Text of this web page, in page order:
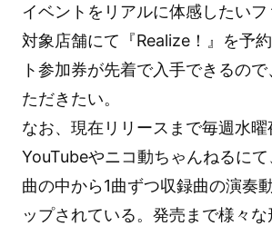
イベントをリアルに体感したいフ
対象店舗にて『Realize！』を予
ト参加券が先着で入手できるの
ただきたい。
なお、現在リリースまで毎週水
YouTubeやニコ動ちゃんねるに
曲の中から1曲ずつ収録曲の演奏
ップされている。発売まで様々